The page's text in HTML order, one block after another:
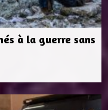
à la guerre sans